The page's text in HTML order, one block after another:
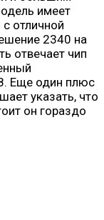
имеет
отличной
2340 на
отвечает чип
Еще один плюс
указать, что
он гораздо